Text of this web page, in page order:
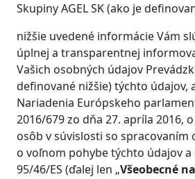
Skupiny AGEL SK (ako je
nižšie uvedené informácie Vám
úplnej a transparentnej
Vašich osobných údajov
definované nižšie) týchto údajov,
Nariadenia Európskeho
2016/679 zo dňa 27. apríla 2016,
osôb v súvislosti so spracovaním
o voľnom pohybe týchto údajov
95/46/ES (ďalej len „Všeobecné